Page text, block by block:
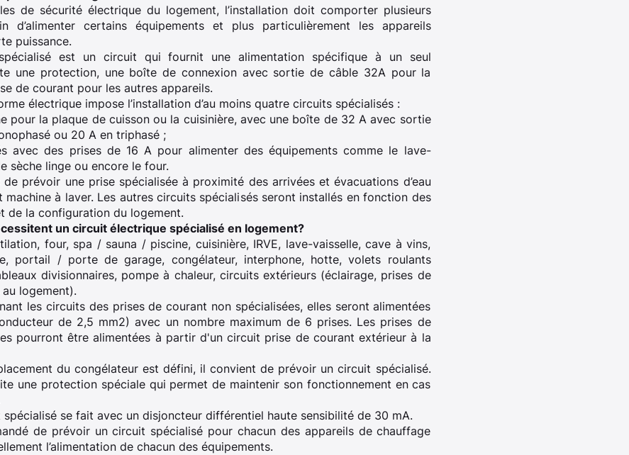
de sécurité électrique du logement, l’installation doit comporter plusieurs
d’alimenter certains équipements et plus particulièrement les appareils
puissance.
est un circuit qui fournit une alimentation spécifique à un seul
une protection, une boîte de connexion avec sortie de câble 32A pour la
de courant pour les autres appareils.
électrique impose l’installation d’au moins quatre circuits spécialisés :
pour la plaque de cuisson ou la cuisinière, avec une boîte de 32 A avec sortie
ou 20 A en triphasé ;
avec des prises de 16 A pour alimenter des équipements comme le lave-
sèche linge ou encore le four.
prévoir une prise spécialisée à proximité des arrivées et évacuations d’eau
machine à laver. Les autres circuits spécialisés seront installés en fonction des
de la configuration du logement.
un circuit électrique spécialisé en logement?
four, spa / sauna / piscine, cuisinière, IRVE, lave-vaisselle, cave à vins,
portail / porte de garage, congélateur, interphone, hotte, volets roulants
divisionnaires, pompe à chaleur, circuits extérieurs (éclairage, prises de
logement).
les circuits des prises de courant non spécialisées, elles seront alimentées
de 2,5 mm2) avec un nombre maximum de 6 prises. Les prises de
pourront être alimentées à partir d'un circuit prise de courant extérieur à la
du congélateur est défini, il convient de prévoir un circuit spécialisé.
une protection spéciale qui permet de maintenir son fonctionnement en cas
se fait avec un disjoncteur différentiel haute sensibilité de 30 mA.
de prévoir un circuit spécialisé pour chacun des appareils de chauffage
l’alimentation de chacun des équipements.